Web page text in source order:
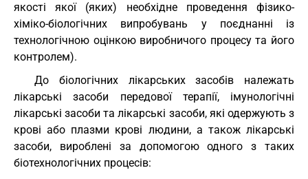
якості якої (яких) необхідне проведення фізико-
хіміко-біологічних випробувань у поєднанні із
технологічною оцінкою виробничого процесу та його
контролем).
До біологічних лікарських засобів належать
лікарські засоби передової терапії, імунологічні
лікарські засоби та лікарські засоби, які одержують з
крові або плазми крові людини, а також лікарські
засоби, вироблені за допомогою одного з таких
біотехнологічних процесів: